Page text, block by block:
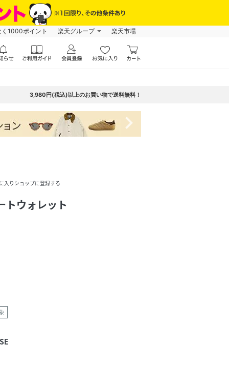
1000ポイント 楽天グループ 楽天市場
3,980円(税込)以上のお買い物で送料無料！
navigate_next
入りショップに登録する
トウォレット